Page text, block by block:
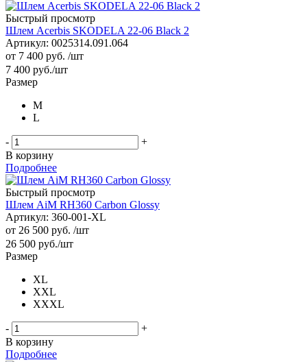
Быстрый просмотр
Шлем Acerbis SKODELA 22-06 Black 2
Артикул: 0025314.091.064
от 7 400 руб. /шт
7 400 руб./шт
Размер
M
L
-
+
В корзину
Подробнее
Быстрый просмотр
Шлем AiM RH360 Carbon Glossy
Артикул: 360-001-XL
от 26 500 руб. /шт
26 500 руб./шт
Размер
XL
XXL
XXXL
-
+
В корзину
Подробнее